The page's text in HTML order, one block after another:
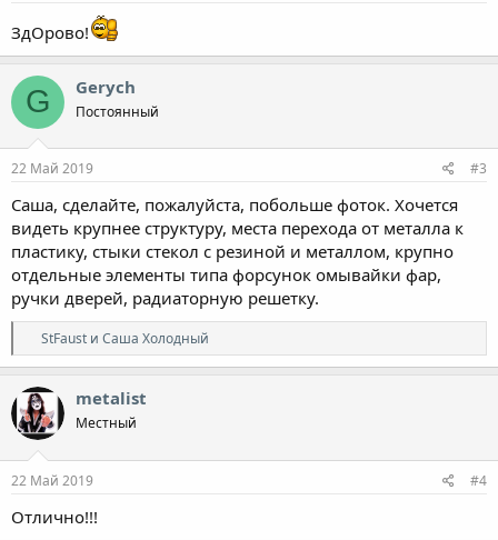
ЗдОрово!
G Gerych
Постоянный
22 Май 2019 #3
Саша, сделайте, пожалуйста, побольше фоток. Хочется
видеть крупнее структуру, места перехода от металла к
пластику, стыки стекол с резиной и металлом, крупно
отдельные элементы типа форсунок омывайки фар,
ручки дверей, радиаторную решетку.
Р
е
а
к
ц
и
и
:
StFaust и Саша Холодный
metalist
Местный
22 Май 2019 #4
Отлично!!!